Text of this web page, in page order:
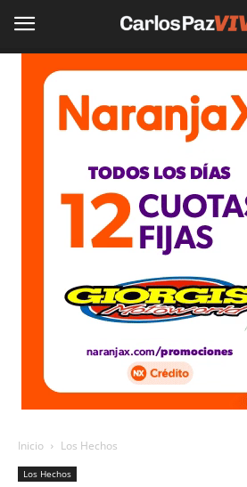
Inicio Los Hechos
Los Hechos